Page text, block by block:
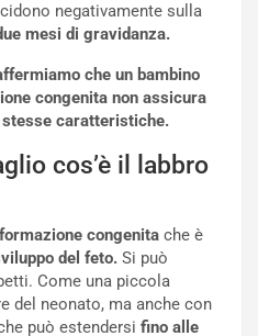
negativamente sulla
mesi di gravidanza.
che un bambino
congenita non assicura
caratteristiche.
cos’è il labbro
congenita che è
del feto. Si può
Come una piccola
del neonato, ma anche con
può estendersi fino alle